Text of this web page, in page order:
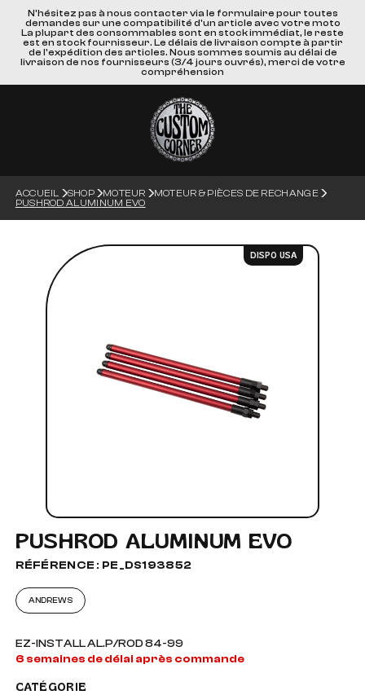
N'hésitez pas à nous contacter via le formulaire pour toutes
demandes sur une compatibilité d'un article avec votre moto
La plupart des consommables sont en stock immédiat, le reste
est en stock fournisseur. Le délais de livraison compte à partir
de l'expédition des articles. Nous sommes soumis au délai de
livraison de nos fournisseurs (3/4 jours ouvrés), merci de votre
compréhension
ACCUEIL SHOP MOTEUR
MOTEUR & PIÈCES DE RECHANGE
PUSHROD ALUMINUM EVO
DISPO USA
PUSHROD ALUMINUM EVO
RÉFÉRENCE : PE_DS193852
ANDREWS
EZ-INSTALL AL.P/ROD 84-99
6 semaines de délai après commande
CATÉGORIE